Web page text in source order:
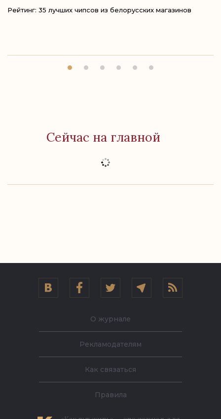
Рейтинг: 35 лучших чипсов из белорусских магазинов
Сейчас на главной
О журнале
Рекламодателям
Как связаться
Правила